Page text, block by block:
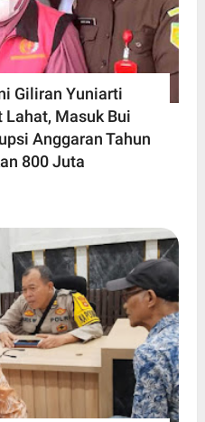
Giliran Yuniarti
Masuk Bui
Anggaran Tahun
800 Juta